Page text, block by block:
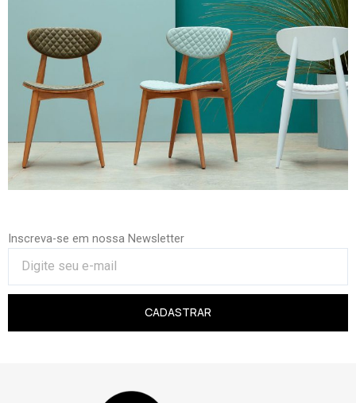
Inscreva-se em nossa Newsletter
CADASTRAR